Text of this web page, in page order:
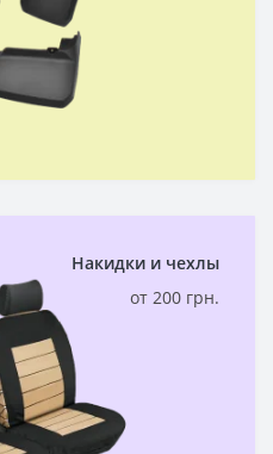
Накидки и чехлы
от 200 грн.